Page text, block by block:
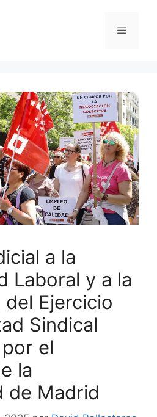
a la
Laboral y a la
Ejercicio
Sindical
el
la
de Madrid